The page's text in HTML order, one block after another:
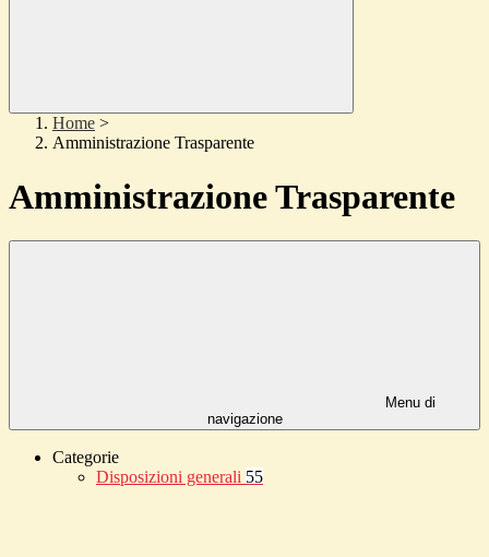
Home >
Amministrazione Trasparente
Amministrazione Trasparente
Menu di
navigazione
Categorie
Disposizioni generali 55